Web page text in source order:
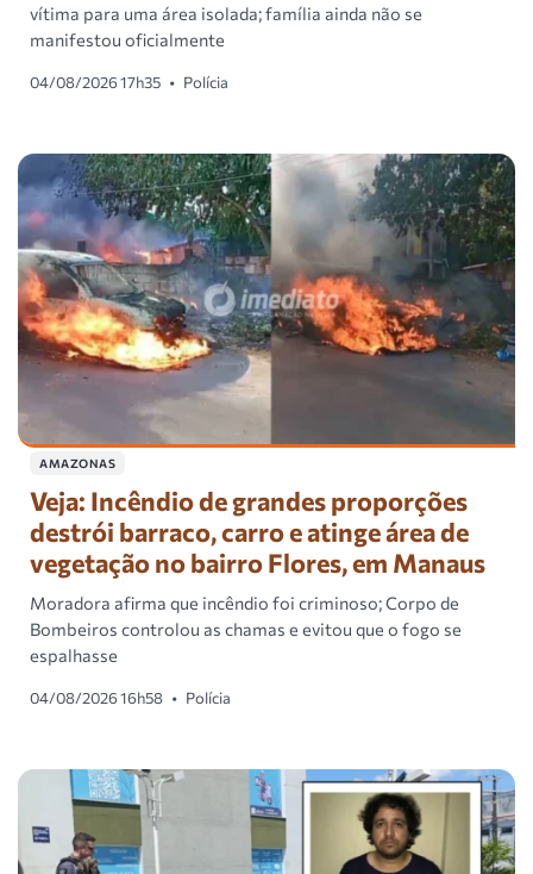
vítima para uma área isolada; família ainda não se
manifestou oficialmente
04/08/2026 17h35 • Polícia
AMAZONAS
Veja: Incêndio de grandes proporções
destrói barraco, carro e atinge área de
vegetação no bairro Flores, em Manaus
Moradora afirma que incêndio foi criminoso; Corpo de
Bombeiros controlou as chamas e evitou que o fogo se
espalhasse
04/08/2026 16h58 • Polícia